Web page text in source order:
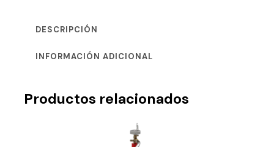
DESCRIPCIÓN
INFORMACIÓN ADICIONAL
Productos relacionados